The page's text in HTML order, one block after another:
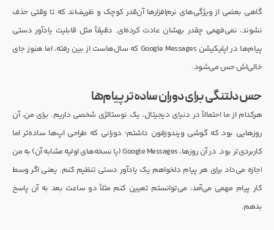
گاهی بعضی از ویژگی‌های نرم‌افزارها آن‌قدر کوچک و ظریف‌اند که تا وقتی حذف
نشوند، نمی‌فهمی چقدر بهشان عادت کرده‌ای. دقیقاً مثل قابلیت یادآور دستی
پیام‌ها در اپلیکیشن Google Messages که سال‌هاست از بین رفته، اما هنوز جای
خالی‌اش حس می‌شود.
حس دلتنگی برای دوران ساده‌تر پیام‌ها
هرکدام از ما احتمالاً در دنیای دیجیتال، یک نوستالژی شخصی داریم. برای من، آن
روزهایی بود که گوشی ویندوزفون داشتم؛ دورانی که طراحی اپ‌ها ساده‌تر اما
کاربردی‌تر بود. در آن روزها، Google Messages (یا نسخه‌های اولیه مشابه آن) به من
اجازه می‌داد برای هر پیام دلخواهم یک یادآور دستی تنظیم کنم. یعنی اگر وسط
کار پیام مهمی می‌آمد، می‌توانستم تعیین کنم مثلاً دو ساعت بعد به آن پاسخ
بدهم.